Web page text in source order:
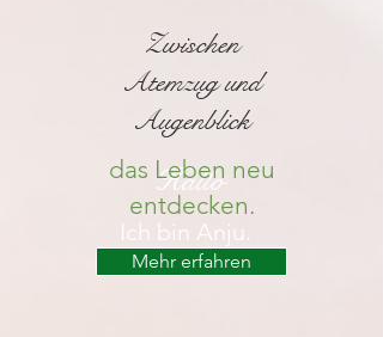
Hallo
Ich bin Anju.
Zwischen
Atemzug und
Augenblick
das Leben neu
entdecken.
Mehr erfahren